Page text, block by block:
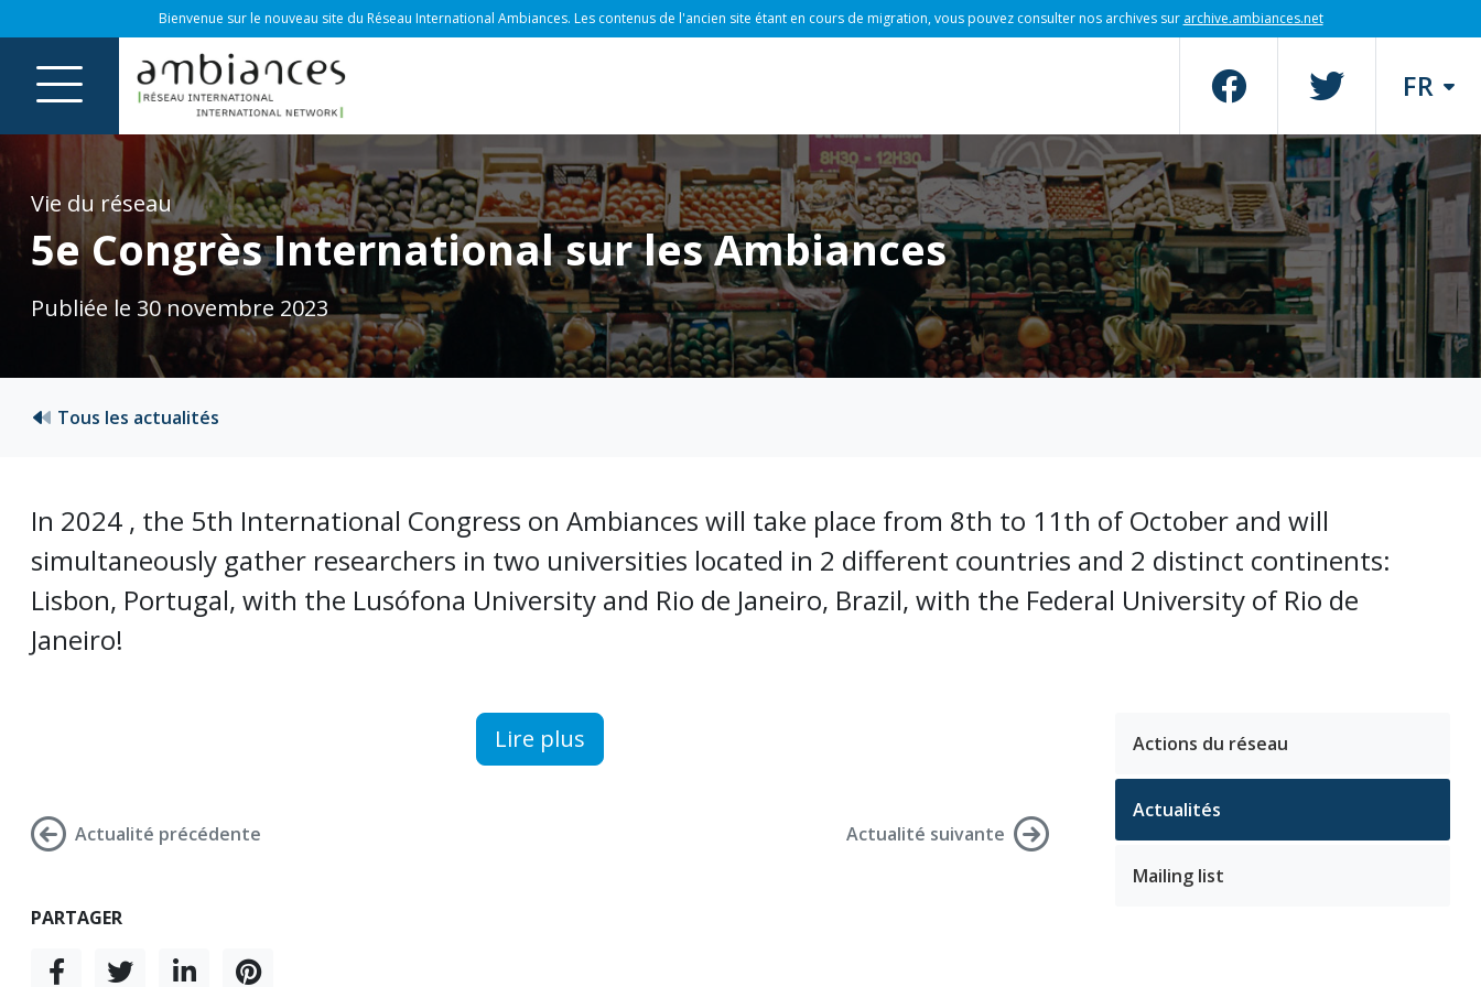
Bienvenue sur le nouveau site du Réseau International Ambiances. Les contenus de l'ancien site étant en cours de migration, vous pouvez consulter nos archives sur archive.ambiances.net
FR
Vie du réseau
5e Congrès International sur les Ambiances
Publiée le 30 novembre 2023
Tous les actualités
In 2024 , the 5th International Congress on Ambiances will take place from 8th to 11th of October and will
simultaneously gather researchers in two universities located in 2 different countries and 2 distinct continents:
Lisbon, Portugal, with the Lusófona University and Rio de Janeiro, Brazil, with the Federal University of Rio de
Janeiro!
Lire plus
Actualité précédente Actualité suivante
PARTAGER
Actions du réseau
Actualités
Mailing list